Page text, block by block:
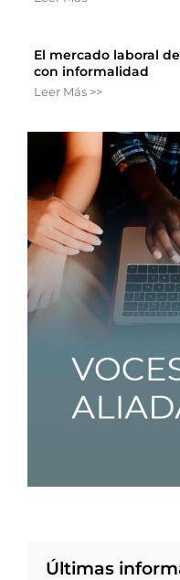
El mercado laboral
con informalidad
Leer Más >>
Últimas